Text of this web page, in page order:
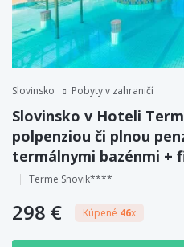
Slovinsko Pobyty v zahraničí
Slovinsko v Hoteli
polpenziou či plnou
termálnymi bazénmi +
Terme Snovik****
298 € Kúpené 46x